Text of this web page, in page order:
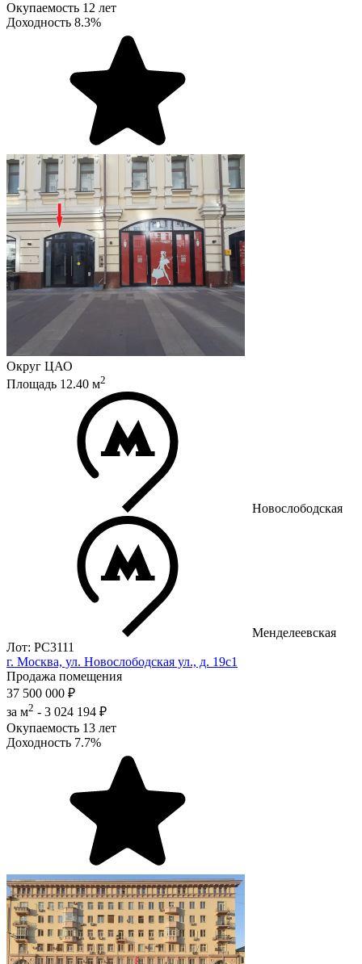
Окупаемость 12 лет
Доходность 8.3%
Округ ЦАО
Площадь 12.40 м2
Новослободская
Менделеевская
Лот: РС3111
г. Москва, ул. Новослободская ул., д. 19с1
Продажа помещения
37 500 000 ₽
за м2 - 3 024 194 ₽
Окупаемость 13 лет
Доходность 7.7%